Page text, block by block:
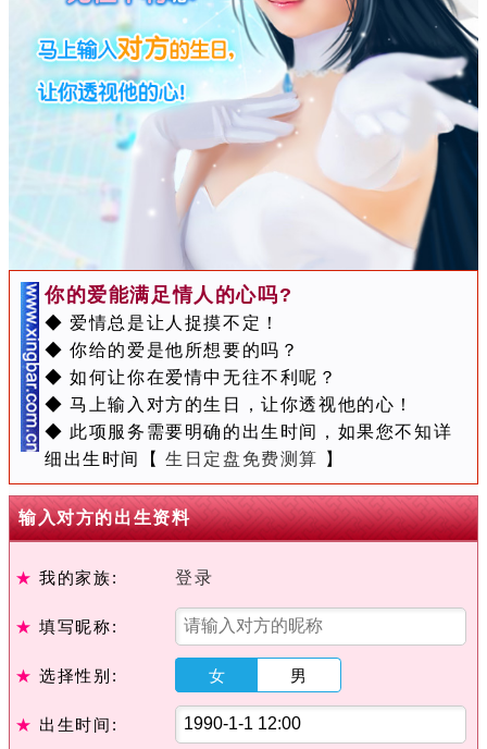
你的爱能满足情人的心吗?
◆ 爱情总是让人捉摸不定！
◆ 你给的爱是他所想要的吗？
◆ 如何让你在爱情中无往不利呢？
◆ 马上输入对方的生日，让你透视他的心！
◆ 此项服务需要明确的出生时间，如果您不知详
细出生时间【生日定盘免费测算 】
输入对方的出生资料
★我的家族: 登录
★填写昵称:
★选择性别: 女 男
★ 出生时间: